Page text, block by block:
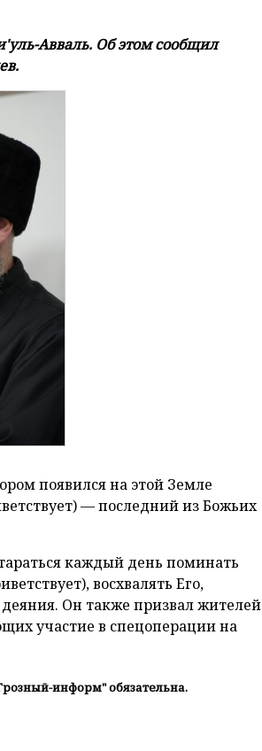
Авваль. Об этом сообщил
появился на этой Земле
— последний из Божьих
каждый день поминать
восхвалять Его,
деяния. Он также призвал жителей
участие в спецоперации на
информ" обязательна.